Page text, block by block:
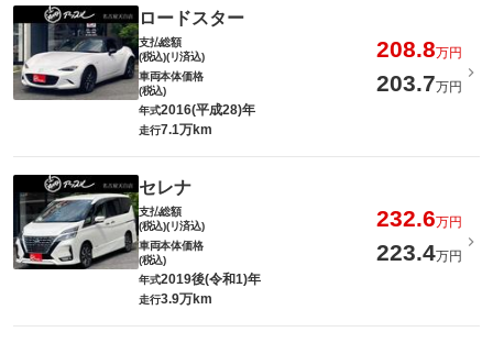
ロードスター
支払総額
(税込)(リ済込)
208.8万円
車両本体価格
(税込)
203.7万円
年式2016(平成28)年
走行7.1万km
セレナ
支払総額
(税込)(リ済込)
232.6万円
車両本体価格
(税込)
223.4万円
年式2019後(令和1)年
走行3.9万km